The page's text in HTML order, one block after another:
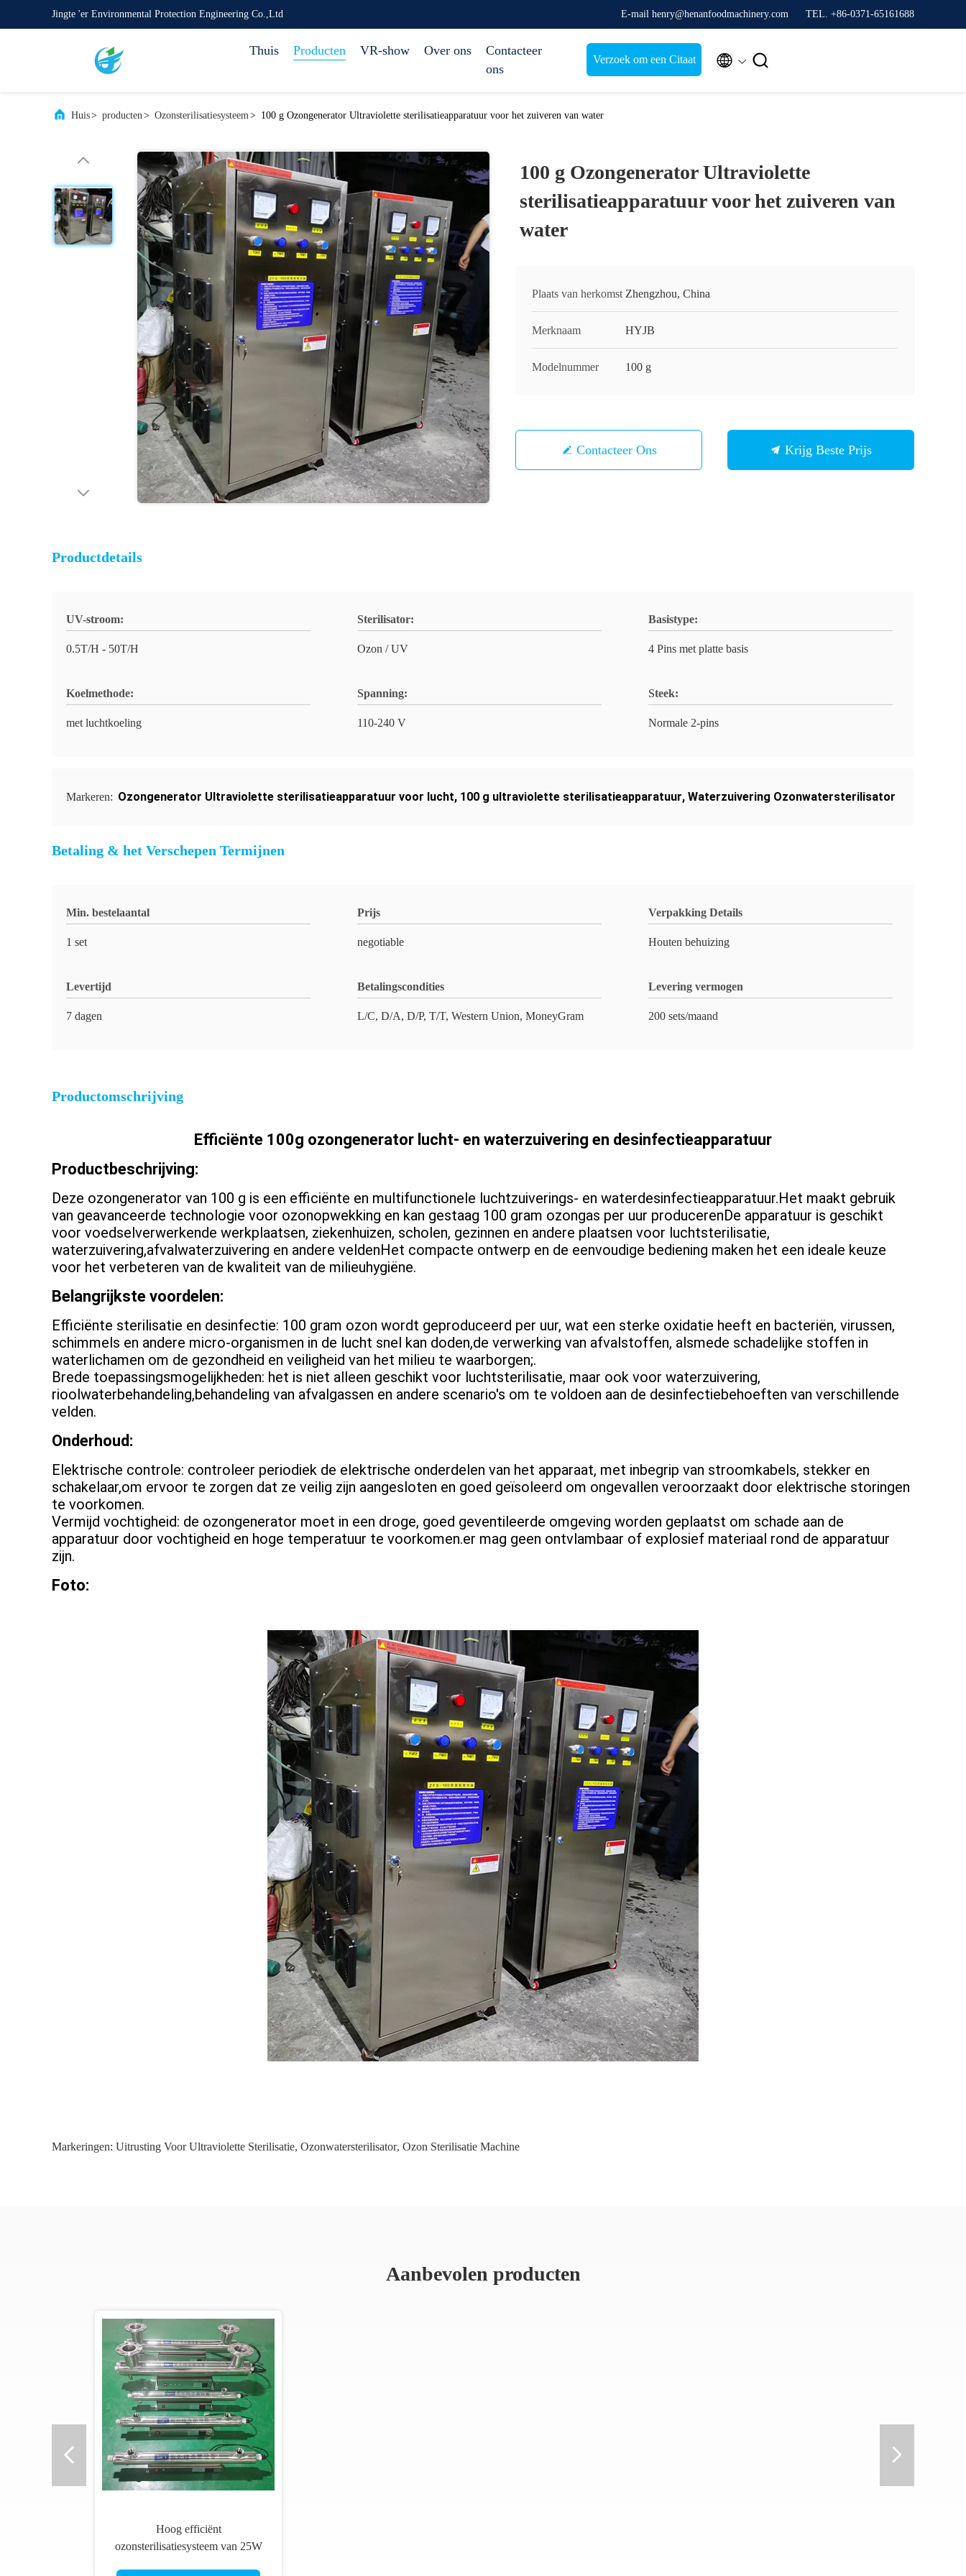
Jingte 'er Environmental Protection Engineering Co.,Ltd E-mail henry@henanfoodmachinery.com TEL. +86-0371-65161688
Thuis Producten VR-show Over ons
Contacteer
ons
Verzoek om een Citaat  
Huis> producten> Ozonsterilisatiesysteem> 100 g Ozongenerator Ultraviolette sterilisatieapparatuur voor het zuiveren van water
100 g Ozongenerator Ultraviolette
sterilisatieapparatuur voor het zuiveren van
water
Plaats van herkomst Zhengzhou, China
Merknaam HYJB
Modelnummer 100 g
Contacteer Ons Krijg Beste Prijs
Productdetails
UV-stroom:
0.5T/H - 50T/H
Sterilisator:
Ozon / UV
Basistype:
4 Pins met platte basis
Koelmethode:
met luchtkoeling
Spanning:
110-240 V
Steek:
Normale 2-pins
Markeren: Ozongenerator Ultraviolette sterilisatieapparatuur voor lucht, 100 g ultraviolette sterilisatieapparatuur, Waterzuivering Ozonwatersterilisator
Betaling & het Verschepen Termijnen
Min. bestelaantal
1 set
Prijs
negotiable
Verpakking Details
Houten behuizing
Levertijd
7 dagen
Betalingscondities
L/C, D/A, D/P, T/T, Western Union, MoneyGram
Levering vermogen
200 sets/maand
Productomschrijving
Efficiënte 100g ozongenerator lucht- en waterzuivering en desinfectieapparatuur
Productbeschrijving:
Deze ozongenerator van 100 g is een efficiënte en multifunctionele luchtzuiverings- en waterdesinfectieapparatuur.Het maakt gebruik
van geavanceerde technologie voor ozonopwekking en kan gestaag 100 gram ozongas per uur producerenDe apparatuur is geschikt
voor voedselverwerkende werkplaatsen, ziekenhuizen, scholen, gezinnen en andere plaatsen voor luchtsterilisatie,
waterzuivering,afvalwaterzuivering en andere veldenHet compacte ontwerp en de eenvoudige bediening maken het een ideale keuze
voor het verbeteren van de kwaliteit van de milieuhygiëne.
Belangrijkste voordelen:
Efficiënte sterilisatie en desinfectie: 100 gram ozon wordt geproduceerd per uur, wat een sterke oxidatie heeft en bacteriën, virussen,
schimmels en andere micro-organismen in de lucht snel kan doden,de verwerking van afvalstoffen, alsmede schadelijke stoffen in
waterlichamen om de gezondheid en veiligheid van het milieu te waarborgen;.
Brede toepassingsmogelijkheden: het is niet alleen geschikt voor luchtsterilisatie, maar ook voor waterzuivering,
rioolwaterbehandeling,behandeling van afvalgassen en andere scenario's om te voldoen aan de desinfectiebehoeften van verschillende
velden.
Onderhoud:
Elektrische controle: controleer periodiek de elektrische onderdelen van het apparaat, met inbegrip van stroomkabels, stekker en
schakelaar,om ervoor te zorgen dat ze veilig zijn aangesloten en goed geïsoleerd om ongevallen veroorzaakt door elektrische storingen
te voorkomen.
Vermijd vochtigheid: de ozongenerator moet in een droge, goed geventileerde omgeving worden geplaatst om schade aan de
apparatuur door vochtigheid en hoge temperatuur te voorkomen.er mag geen ontvlambaar of explosief materiaal rond de apparatuur
zijn.
Foto:
Markeringen: Uitrusting Voor Ultraviolette Sterilisatie, Ozonwatersterilisator, Ozon Sterilisatie Machine
Aanbevolen producten
Hoog efficiënt
ozonsterilisatiesysteem van 25W